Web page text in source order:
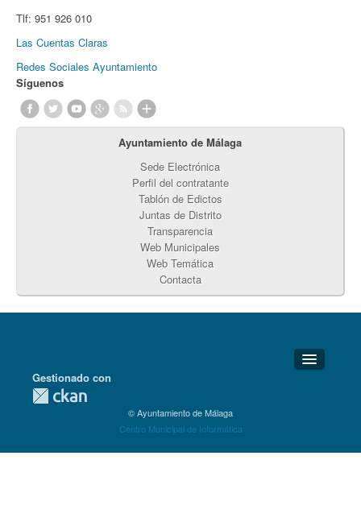
Tlf: 951 926 010
Las Cuentas Claras
Redes Sociales Ayuntamiento
Síguenos
Ayuntamiento de Málaga
Sede Electrónica
Perfil del contratante
Tablón de Edictos
Juntas de Distrito
Transparencia
Web Municipales
Web Temática
Contacta
Detalles Técnicos
Gestionado con
© Ayuntamiento de Málaga
Centro Municipal de Informática